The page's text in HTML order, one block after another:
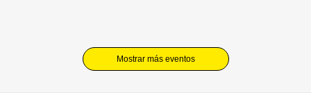
Mostrar más eventos